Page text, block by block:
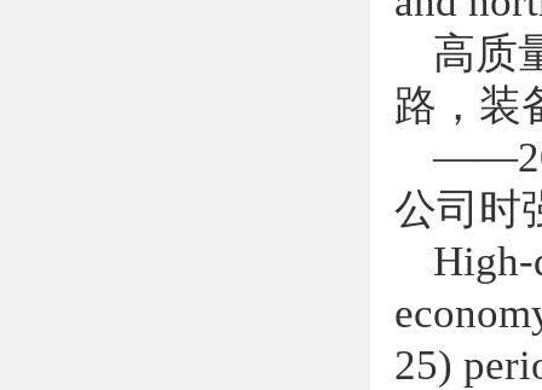
高质
路，装
公司时
High-
25)